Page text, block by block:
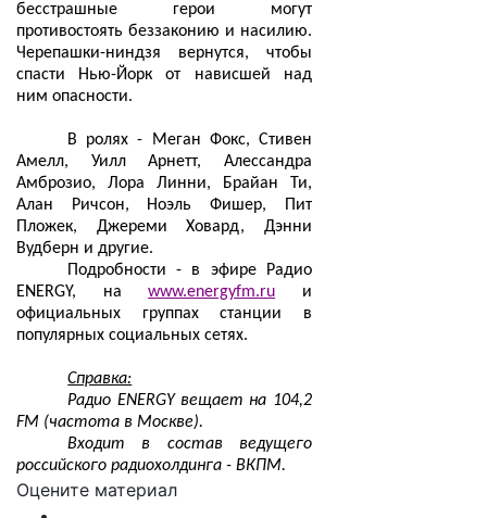
бесстрашные герои могут
противостоять беззаконию и насилию.
Черепашки-ниндзя вернутся, чтобы
спасти Нью-Йорк от нависшей над
ним опасности.
В ролях - Меган Фокс, Стивен
Амелл, Уилл Арнетт, Алессандра
Амброзио, Лора Линни, Брайан Ти,
Алан Ричсон, Ноэль Фишер, Пит
Пложек, Джереми Ховард, Дэнни
Вудберн и другие.
Подробности - в эфире Радио
ENERGY, наwww.energyfm.ru и
официальных группах станции в
популярных социальных сетях.
Справка:
Радио ENERGY вещает на 104,2
FM (частота в Москве).
Входит в состав ведущего
российского радиохолдинга - ВКПМ.
Оцените материал